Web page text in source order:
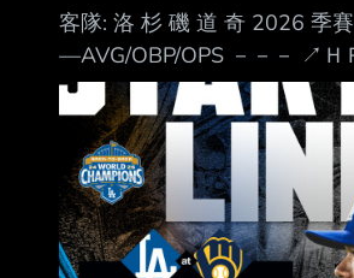
客隊: 洛 杉 磯 道 奇 2026 季
—AVG/OBP/OPS －－－ ↗Ｈ
(L) DH .276 / .402 / .882 ８
Betts (R) SS .169 / .244 /
Freddie Freeman (L) 1B
Ｒ 4. Kyle Tucker (L) RF .247
.749 ４ＨＲ 5. Andy